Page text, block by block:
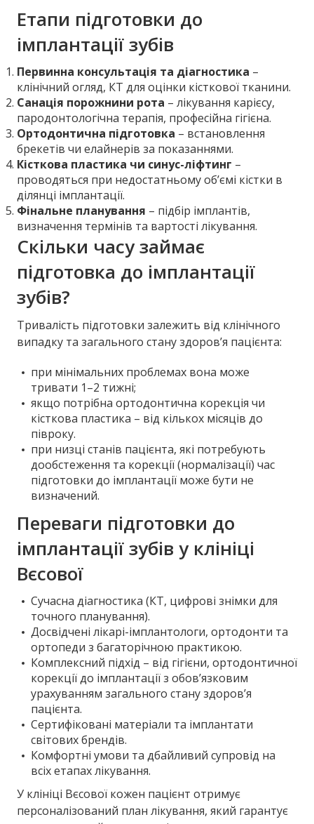
Етапи підготовки до
імплантації зубів
Первинна консультація та діагностика –
клінічний огляд, КТ для оцінки кісткової тканини.
Санація порожнини рота – лікування карієсу,
пародонтологічна терапія, професійна гігієна.
Ортодонтична підготовка – встановлення
брекетів чи елайнерів за показаннями.
Кісткова пластика чи синус-ліфтинг –
проводяться при недостатньому об’ємі кістки в
ділянці імплантації.
Фінальне планування – підбір імплантів,
визначення термінів та вартості лікування.
Скільки часу займає
підготовка до імплантації
зубів?
Тривалість підготовки залежить від клінічного
випадку та загального стану здоров’я пацієнта:
при мінімальних проблемах вона може
тривати 1–2 тижні;
якщо потрібна ортодонтична корекція чи
кісткова пластика – від кількох місяців до
півроку.
при низці станів пацієнта, які потребують
дообстеження та корекції (нормалізації) час
підготовки до імплантації може бути не
визначений.
Переваги підготовки до
імплантації зубів у клініці
Вєсової
Сучасна діагностика (КТ, цифрові знімки для
точного планування).
Досвідчені лікарі-імплантологи, ортодонти та
ортопеди з багаторічною практикою.
Комплексний підхід – від гігієни, ортодонтичної
корекції до імплантації з обов’язковим
урахуванням загального стану здоров’я
пацієнта.
Сертифіковані матеріали та імплантати
світових брендів.
Комфортні умови та дбайливий супровід на
всіх етапах лікування.
У клініці Вєсової кожен пацієнт отримує
персоналізований план лікування, який гарантує